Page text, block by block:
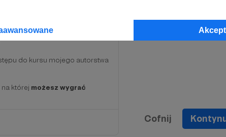
mojego autorstwa z
do kursu mojego autorstwa
której możesz wygrać
Cofnij